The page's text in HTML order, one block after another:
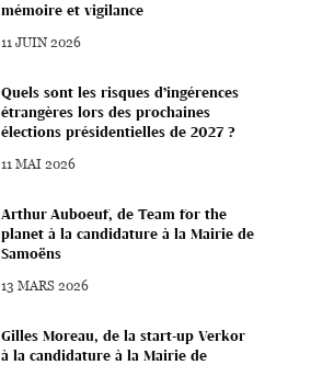
mémoire et vigilance
11 JUIN 2026
Quels sont les risques d’ingérences
étrangères lors des prochaines
élections présidentielles de 2027 ?
11 MAI 2026
Arthur Auboeuf, de Team for the
planet à la candidature à la Mairie de
Samoëns
13 MARS 2026
Gilles Moreau, de la start-up Verkor
à la candidature à la Mairie de